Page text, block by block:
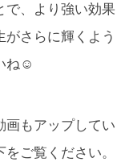
で、より強い効果
さらに輝くよう
ね☺
画もアップしてい
ご覧ください。